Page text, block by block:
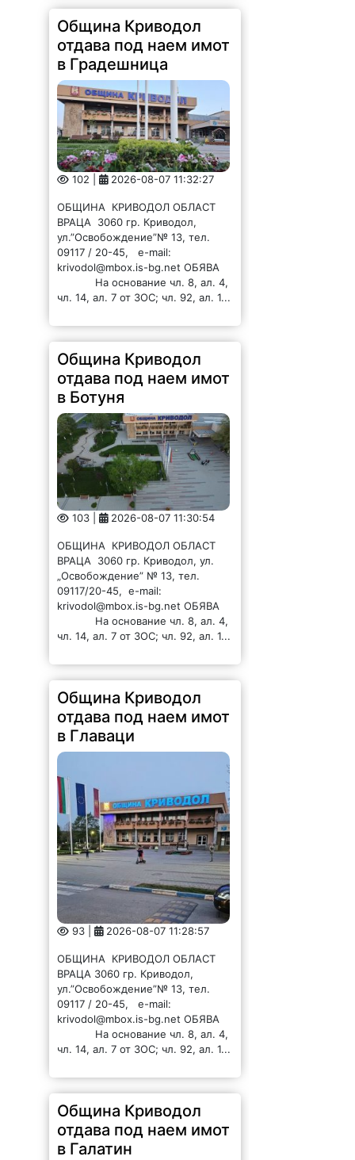
Община Криводол
отдава под наем имот
в Градешница
102 | 2026-08-07 11:32:27
ОБЩИНА КРИВОДОЛ ОБЛАСТ
ВРАЦА 3060 гр. Криводол,
ул.”Освобождение”№ 13, тел.
09117 / 20-45, e-mail:
krivodol@mbox.is-bg.net ОБЯВА
На основание чл. 8, ал. 4,
чл. 14, ал. 7 от ЗОС; чл. 92, ал. 1...
Община Криводол
отдава под наем имот
в Ботуня
103 | 2026-08-07 11:30:54
ОБЩИНА КРИВОДОЛ ОБЛАСТ
ВРАЦА 3060 гр. Криводол, ул.
„Освобождение” № 13, тел.
09117/20-45, e-mail:
krivodol@mbox.is-bg.net ОБЯВА
На основание чл. 8, ал. 4,
чл. 14, ал. 7 от ЗОС; чл. 92, ал. 1...
Община Криводол
отдава под наем имот
в Главаци
93 | 2026-08-07 11:28:57
ОБЩИНА КРИВОДОЛ ОБЛАСТ
ВРАЦА 3060 гр. Криводол,
ул.”Освобождение”№ 13, тел.
09117 / 20-45, e-mail:
krivodol@mbox.is-bg.net ОБЯВА
На основание чл. 8, ал. 4,
чл. 14, ал. 7 от ЗОС; чл. 92, ал. 1...
Община Криводол
отдава под наем имот
в Галатин